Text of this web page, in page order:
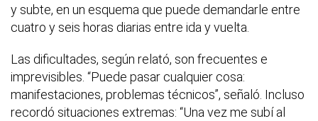
y subte, en un esquema que puede demandarle entre
cuatro y seis horas diarias entre ida y vuelta.
Las dificultades, según relató, son frecuentes e
imprevisibles. “Puede pasar cualquier cosa:
manifestaciones, problemas técnicos”, señaló. Incluso
recordó situaciones extremas: “Una vez me subí al